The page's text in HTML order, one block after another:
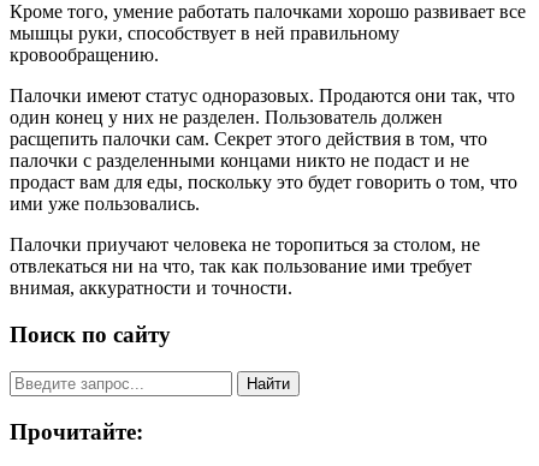
Кроме того, умение работать палочками хорошо развивает все
мышцы руки, способствует в ней правильному
кровообращению.
Палочки имеют статус одноразовых. Продаются они так, что
один конец у них не разделен. Пользователь должен
расщепить палочки сам. Секрет этого действия в том, что
палочки с разделенными концами никто не подаст и не
продаст вам для еды, поскольку это будет говорить о том, что
ими уже пользовались.
Палочки приучают человека не торопиться за столом, не
отвлекаться ни на что, так как пользование ими требует
внимая, аккуратности и точности.
Поиск по сайту
Найти
Прочитайте: